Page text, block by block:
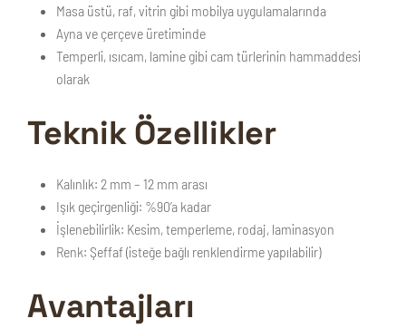
Masa üstü, raf, vitrin gibi mobilya uygulamalarında
Ayna ve çerçeve üretiminde
Temperli, ısıcam, lamine gibi cam türlerinin hammaddesi
olarak
Teknik Özellikler
Kalınlık: 2 mm – 12 mm arası
Işık geçirgenliği: %90’a kadar
İşlenebilirlik: Kesim, temperleme, rodaj, laminasyon
Renk: Şeffaf (isteğe bağlı renklendirme yapılabilir)
Avantajları